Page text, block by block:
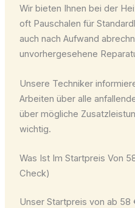
Wir bieten Ihnen bei der
oft Pauschalen für
auch nach Aufwand
unvorhergesehene
Unsere Techniker
Arbeiten über alle
über mögliche
wichtig.
Was Ist Im Startpreis Von
Check)
Unser Startpreis von ab